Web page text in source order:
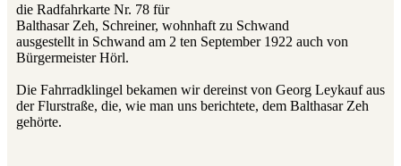
die Radfahrkarte Nr. 78 für
Balthasar Zeh, Schreiner, wohnhaft zu Schwand
ausgestellt in Schwand am 2 ten September 1922 auch von
Bürgermeister Hörl.
Die Fahrradklingel bekamen wir dereinst von Georg Leykauf aus
der Flurstraße, die, wie man uns berichtete, dem Balthasar Zeh
gehörte.